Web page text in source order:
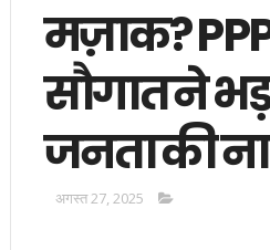
मज़ाक?
सौगात ने
जनता की
अगस्त 27, 2025